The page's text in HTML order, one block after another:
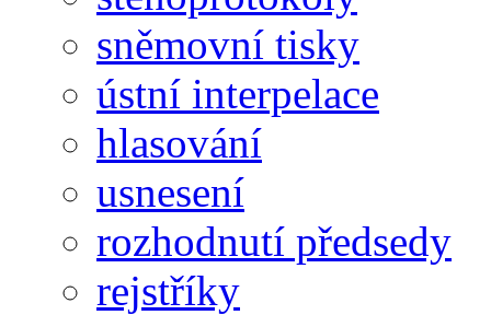
sněmovní tisky
ústní interpelace
hlasování
usnesení
rozhodnutí předsedy
rejstříky